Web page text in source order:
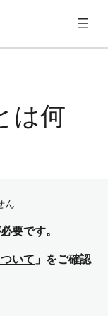
語OS入門」
一致）
は何
ん
要です。
いて 」をご確認